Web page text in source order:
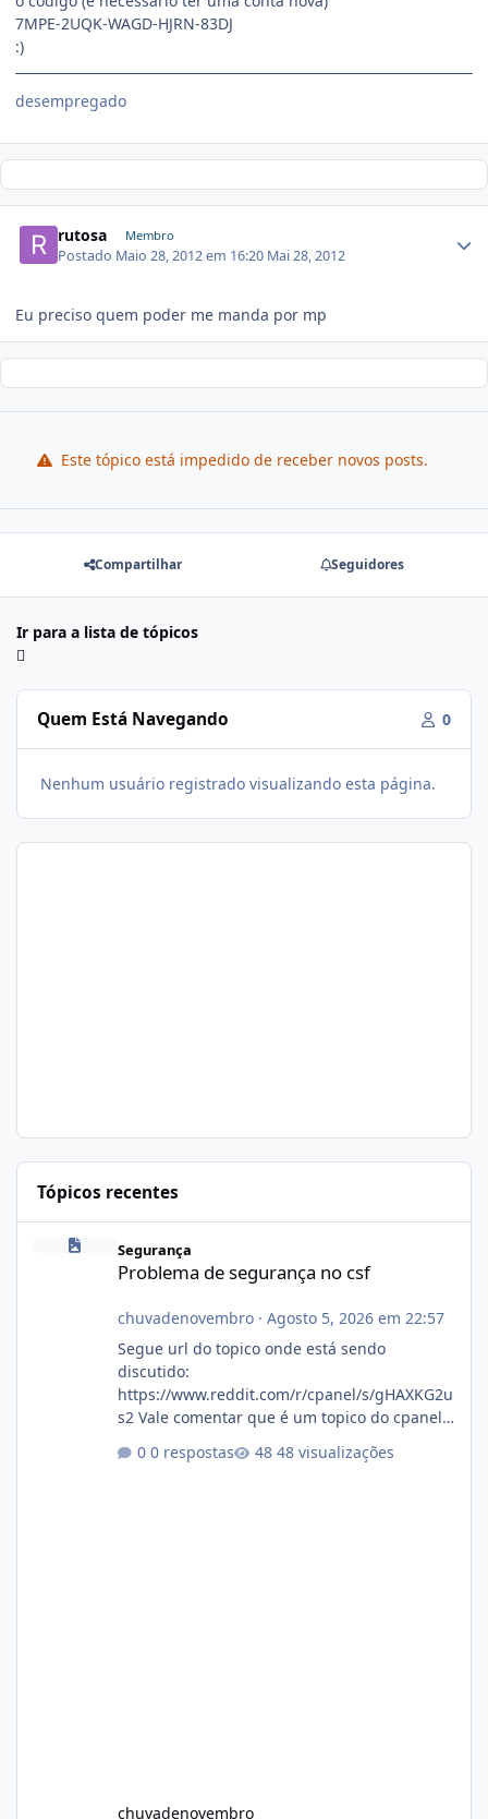
7MPE-2UQK-WAGD-HJRN-83DJ
:)
desempregado
rutosa Membro
Postado Maio 28, 2012 em 16:20 Mai 28, 2012
Eu preciso quem poder me manda por mp
Este tópico está impedido de receber novos posts.
Compartilhar Seguidores
Ir para a lista de tópicos
Quem Está Navegando 0
Nenhum usuário registrado visualizando esta página.
Tópicos recentes
Problema de segurança no csf
Segurança
Problema de segurança no csf
chuvadenovembro· Agosto 5, 2026 em 22:57
Segue url do topico onde está sendo
discutido:
https://www.reddit.com/r/cpanel/s/gHAXKG2u
s2 Vale comentar que é um topico do cpanel...
0 respostas 48 visualizações
chuvadenovembro